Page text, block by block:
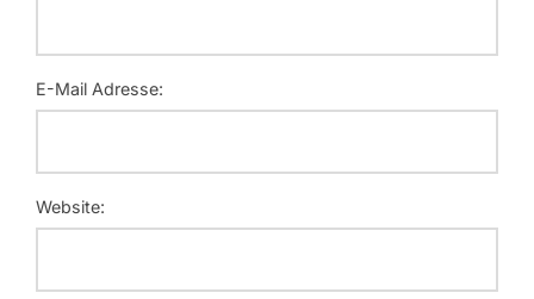
E-Mail Adresse:
Website: